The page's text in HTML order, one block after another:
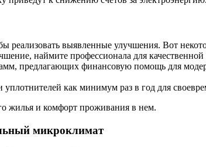
реализовать выявленные улучшения. Вот
наймите профессионала для
предлагающих финансовую помощь для
как минимум раз в год для
жилья и комфорт проживания в нем.
микроклимат